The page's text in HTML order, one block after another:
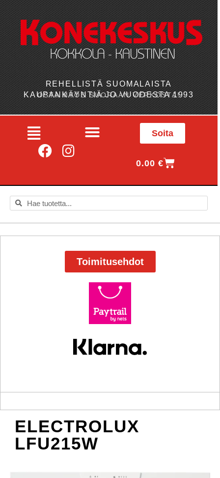
REHELLISTÄ SUOMALAISTA
KAUPANKÄYNTIÄ JO VUODESTA 1993
OSTA MYÖS SUORAAN VERKOSTA!
Soita
0.00€
Toimitusehdot
ELECTROLUX
LFU215W